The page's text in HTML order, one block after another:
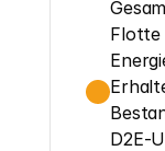
Flotte
D2E-